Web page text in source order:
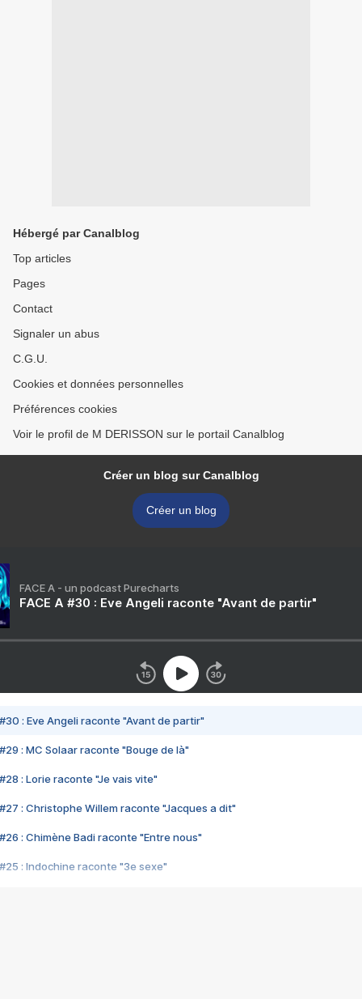
Hébergé par Canalblog
Top articles
Pages
Contact
Signaler un abus
C.G.U.
Cookies et données personnelles
Préférences cookies
Voir le profil de M DERISSON sur le portail Canalblog
Créer un blog sur Canalblog
Créer un blog
FACE A - un podcast Purecharts
FACE A #30 : Eve Angeli raconte "Avant de partir"
#30 : Eve Angeli raconte "Avant de partir"
#29 : MC Solaar raconte "Bouge de là"
#28 : Lorie raconte "Je vais vite"
#27 : Christophe Willem raconte "Jacques a dit"
#26 : Chimène Badi raconte "Entre nous"
#25 : Indochine raconte "3e sexe"